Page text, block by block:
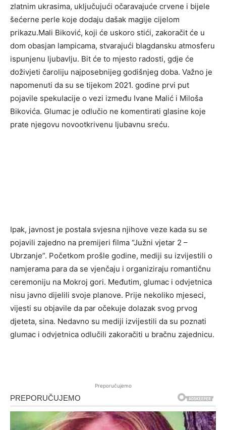
zlatnim ukrasima, uključujući očaravajuće crvene i bijele
šećerne perle koje dodaju dašak magije cijelom
prikazu.Mali Biković, koji će uskoro stići, zakoračit će u
dom obasjan lampicama, stvarajući blagdansku atmosferu
ispunjenu ljubavlju. Bit će to mjesto radosti, gdje će
doživjeti čaroliju najposebnijeg godišnjeg doba. Važno je
napomenuti da su se tijekom 2021. godine prvi put
pojavile spekulacije o vezi između Ivane Malić i Miloša
Bikovića. Glumac je odlučio ne komentirati glasine koje
prate njegovu novootkrivenu ljubavnu sreću.
Ipak, javnost je postala svjesna njihove veze kada su se
pojavili zajedno na premijeri filma “Južni vjetar 2 –
Ubrzanje”. Početkom prošle godine, mediji su izvijestili o
namjerama para da se vjenčaju i organiziraju romantičnu
ceremoniju na Mokroj gori. Međutim, glumac i odvjetnica
nisu javno dijelili svoje planove. Prije nekoliko mjeseci,
vijesti su objavile da par očekuje dolazak svog prvog
djeteta, sina. Nedavno su mediji izvijestili da su poznati
glumac i odvjetnica odlučili zakoračiti u bračnu zajednicu.
Preporučujemo